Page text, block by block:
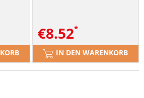
€8.52
IN DEN WARENKORB